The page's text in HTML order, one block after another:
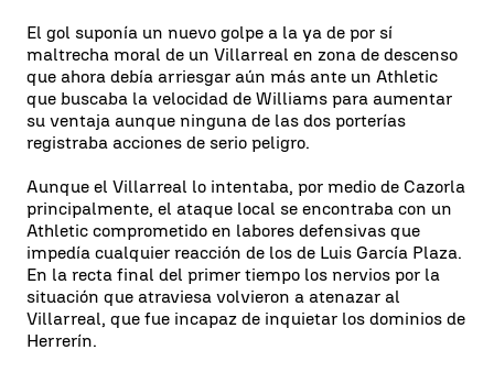
El gol suponía un nuevo golpe a la ya de por sí
maltrecha moral de un Villarreal en zona de descenso
que ahora debía arriesgar aún más ante un Athletic
que buscaba la velocidad de Williams para aumentar
su ventaja aunque ninguna de las dos porterías
registraba acciones de serio peligro.
Aunque el Villarreal lo intentaba, por medio de Cazorla
principalmente, el ataque local se encontraba con un
Athletic comprometido en labores defensivas que
impedía cualquier reacción de los de Luis García Plaza.
En la recta final del primer tiempo los nervios por la
situación que atraviesa volvieron a atenazar al
Villarreal, que fue incapaz de inquietar los dominios de
Herrerín.